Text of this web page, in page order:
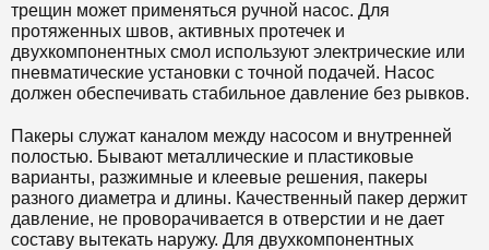
трещин может применяться ручной насос. Для
протяженных швов, активных протечек и
двухкомпонентных смол используют электрические или
пневматические установки с точной подачей. Насос
должен обеспечивать стабильное давление без рывков.
Пакеры служат каналом между насосом и внутренней
полостью. Бывают металлические и пластиковые
варианты, разжимные и клеевые решения, пакеры
разного диаметра и длины. Качественный пакер держит
давление, не проворачивается в отверстии и не дает
составу вытекать наружу. Для двухкомпонентных